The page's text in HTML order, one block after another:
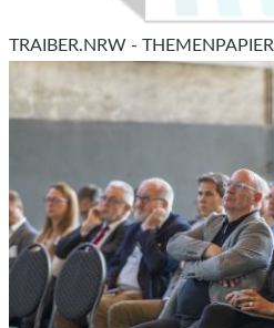
TRAIBER.NRW - THEMENPAPIER